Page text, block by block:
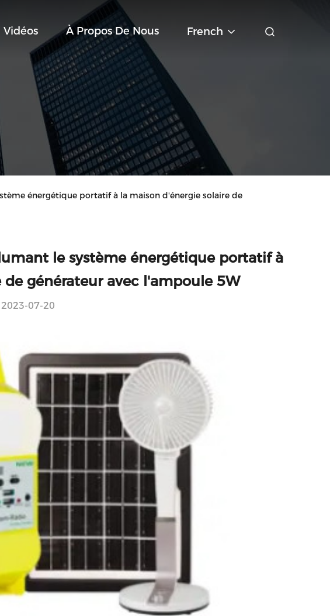
Vidéos À Propos De Nous French
énergétique portatif à la maison d'énergie solaire de
le système énergétique portatif à
de générateur avec l'ampoule 5W
2023-07-20